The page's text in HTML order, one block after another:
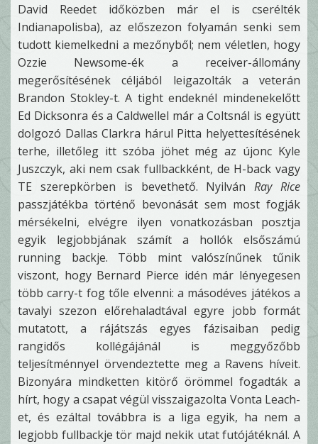
David Reedet időközben már el is cserélték
Indianapolisba), az előszezon folyamán senki sem
tudott kiemelkedni a mezőnyből; nem véletlen, hogy
Ozzie Newsome-ék a receiver-állomány
megerősítésének céljából leigazolták a veterán
Brandon Stokley-t. A tight endeknél mindenekelőtt
Ed Dicksonra és a Caldwellel már a Coltsnál is együtt
dolgozó Dallas Clarkra hárul Pitta helyettesítésének
terhe, illetőleg itt szóba jöhet még az újonc Kyle
Juszczyk, aki nem csak fullbackként, de H-back vagy
TE szerepkörben is bevethető. NyilvánRay Rice
passzjátékba történő bevonását sem most fogják
mérsékelni, elvégre ilyen vonatkozásban posztja
egyik legjobbjának számít a hollók elsőszámú
running backje. Több mint valószínűnek tűnik
viszont, hogy Bernard Pierce idén már lényegesen
több carry-t fog tőle elvenni: a másodéves játékos a
tavalyi szezon előrehaladtával egyre jobb formát
mutatott, a rájátszás egyes fázisaiban pedig
rangidős kollégájánál is meggyőzőbb
teljesítménnyel örvendeztette meg a Ravens híveit.
Bizonyára mindketten kitörő örömmel fogadták a
hírt, hogy a csapat végül visszaigazolta Vonta Leach-
et, és ezáltal továbbra is a liga egyik, ha nem a
legjobb fullbackje tör majd nekik utat futójátéknál. A